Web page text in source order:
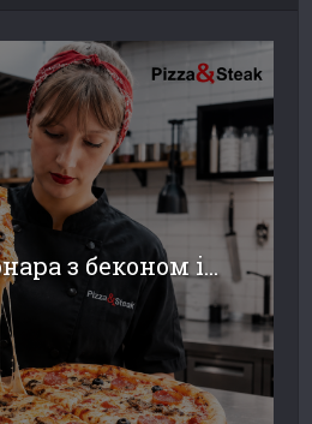
з беконом і...